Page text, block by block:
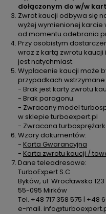
dołączonym do w/w
Zwrot kaucji odbywa się
wyżej wymienionej karcie
od momentu odebrania
Przy osobistym
wraz z kartą zwrotu
jest natychmiast.
Wypłacenie kaucji może
przypadkach wstrzymane
- Brak jest karty zwrotu
- Brak paragonu.
- Zwracany model
w sklepie turboexpert.pl
- Zwracana
Wzory dokumentów:
- Karta Gwarancyjna
- Karta zwrotu kaucji /
Dane teleadresowe:
TurboExpert S.C
Byków, ul. Wrocławska 123
55-095 Mirków
Tel. +48 717 358 575 | +48
e-mail.